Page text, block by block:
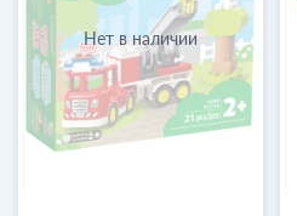
Нет в наличии